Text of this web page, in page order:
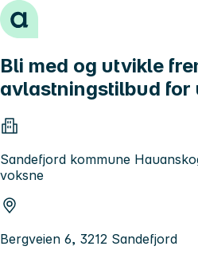
Hopp til innhold
Bli med og utvikle
avlastningstilbud for
Sandefjord kommune
voksne
Bergveien 6, 3212 Sandefjord